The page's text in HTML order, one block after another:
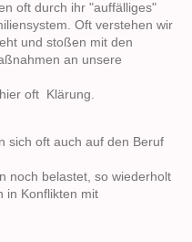
oft durch ihr "auffälliges"
Oft verstehen wir
und stoßen mit den
an unsere
oft Klärung.
sich oft auch auf den Beruf
noch belastet, so wiederholt
in Konflikten mit